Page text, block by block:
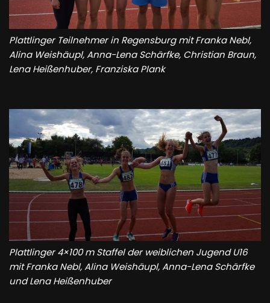
Plattlinger Teilnehmer in Regensburg mit Franka Nebl,
Alina Weishäupl, Anna-Lena Schärfke, Christian Braun,
Lena Heißenhuber, Franziska Plank
Plattlinger 4×100 m Staffel der weiblichen Jugend U16
mit Franka Nebl, Alina Weishäupl, Anna-Lena Schärfke
und Lena Heißenhuber